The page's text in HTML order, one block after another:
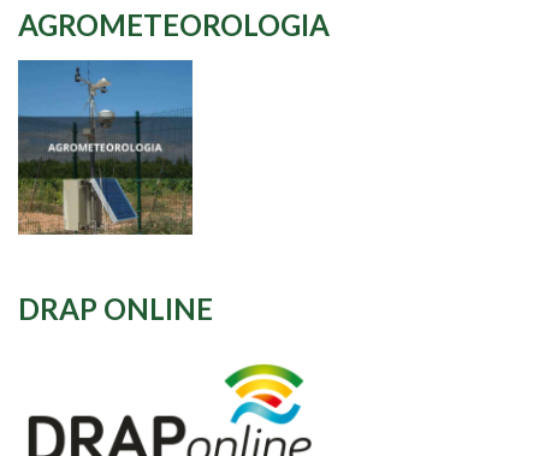
AGROMETEOROLOGIA
DRAP ONLINE